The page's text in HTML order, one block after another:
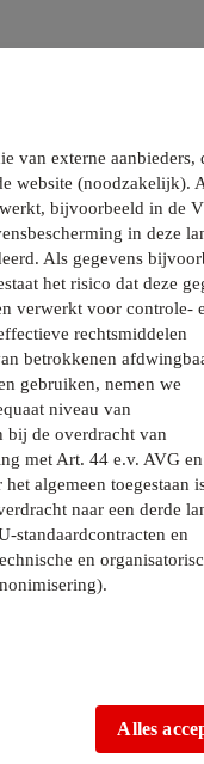
van externe aanbieders,
website (noodzakelijk).
bijvoorbeeld in de
in deze
Als gegevens
het risico dat deze
verwerkt voor controle-
rechtsmiddelen
betrokkenen
gebruiken, nemen we
niveau van
bij de overdracht van
met Art. 44 e.v. AVG
algemeen toegestaan
naar een derde
standaardcontracten en
en
Alles